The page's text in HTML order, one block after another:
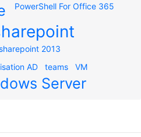
PowerShell For Office 365
2013
AD teams VM
Server